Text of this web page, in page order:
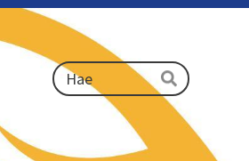
Haku
Hae